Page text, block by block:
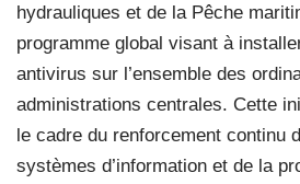
hydrauliques et de la Pêche
programme global visant à
antivirus sur l’ensemble des
administrations centrales. Cette
le cadre du renforcement continu
systèmes d’information et de la